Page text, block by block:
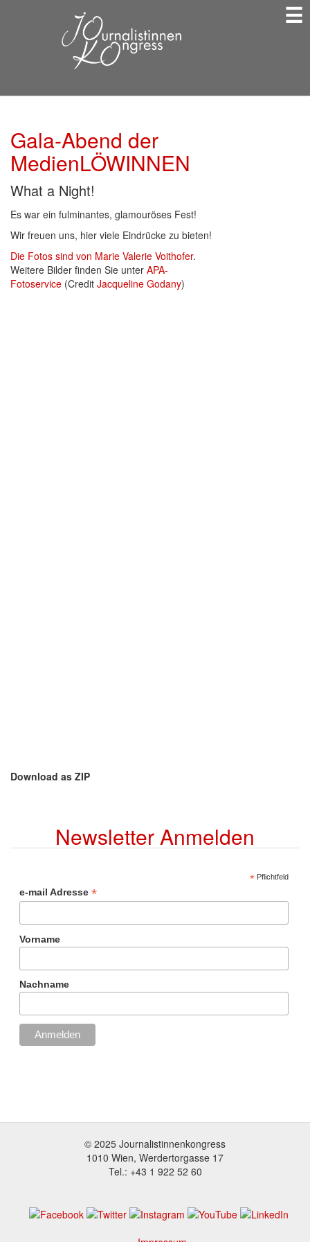
☰
Gala-Abend der
MedienLÖWINNEN
What a Night!
Es war ein fulminantes, glamouröses Fest!
Wir freuen uns, hier viele Eindrücke zu bieten!
Die Fotos sind von Marie Valerie Voithofer.
Weitere Bilder finden Sie unter APA-
Fotoservice (Credit Jacqueline Godany)
Download as ZIP
Newsletter Anmelden
*Pflichtfeld
e-mail Adresse *
Vorname
Nachname
© 2025 Journalistinnenkongress
1010 Wien, Werdertorgasse 17
Tel.: +43 1 922 52 60